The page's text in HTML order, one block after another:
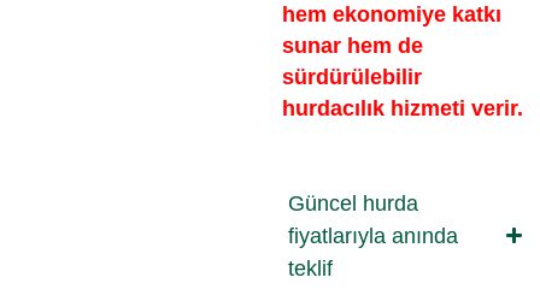
hem ekonomiye katkı
sunar hem de
sürdürülebilir
hurdacılık hizmeti verir.
Güncel hurda
fiyatlarıyla anında
teklif